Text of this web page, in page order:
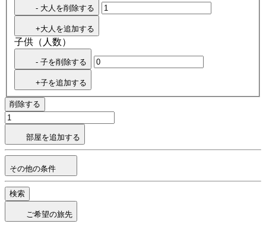
- 大人を削除する
+大人を追加する
子供（人数）
- 子を削除する
+子を追加する
削除する
部屋を追加する
その他の条件
検索
ご希望の旅先